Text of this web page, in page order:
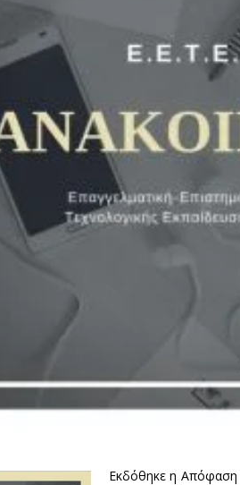
Εκδόθηκε η Απόφαση